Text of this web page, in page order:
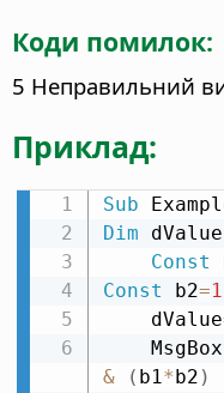
Коди помилок:
5 Неправильний
Приклад:
Sub
Dim dValue
Const
Const b2=
    dValue
    MsgBox
&
( b1*b2 )